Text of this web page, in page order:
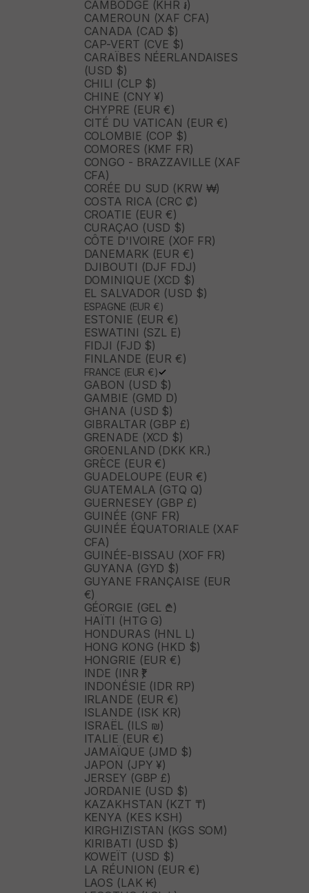
CAMBODGE (KHR ៛)
CAMEROUN (XAF CFA)
CANADA (CAD $)
CAP-VERT (CVE $)
CARAÏBES NÉERLANDAISES
(USD $)
CHILI (CLP $)
CHINE (CNY ¥)
CHYPRE (EUR €)
CITÉ DU VATICAN (EUR €)
COLOMBIE (COP $)
COMORES (KMF FR)
CONGO - BRAZZAVILLE (XAF
CFA)
CORÉE DU SUD (KRW ₩)
COSTA RICA (CRC ₡)
CROATIE (EUR €)
CURAÇAO (USD $)
CÔTE D'IVOIRE (XOF FR)
DANEMARK (EUR €)
DJIBOUTI (DJF FDJ)
DOMINIQUE (XCD $)
EL SALVADOR (USD $)
ESPAGNE (EUR €)
ESTONIE (EUR €)
ESWATINI (SZL E)
FIDJI (FJD $)
FINLANDE (EUR €)
FRANCE (EUR €)
GABON (USD $)
GAMBIE (GMD D)
GHANA (USD $)
GIBRALTAR (GBP £)
GRENADE (XCD $)
GROENLAND (DKK KR.)
GRÈCE (EUR €)
GUADELOUPE (EUR €)
GUATEMALA (GTQ Q)
GUERNESEY (GBP £)
GUINÉE (GNF FR)
GUINÉE ÉQUATORIALE (XAF
CFA)
GUINÉE-BISSAU (XOF FR)
GUYANA (GYD $)
GUYANE FRANÇAISE (EUR
€)
GÉORGIE (GEL ₾)
HAÏTI (HTG G)
HONDURAS (HNL L)
HONG KONG (HKD $)
HONGRIE (EUR €)
INDE (INR ₹)
INDONÉSIE (IDR RP)
IRLANDE (EUR €)
ISLANDE (ISK KR)
ISRAËL (ILS ₪)
ITALIE (EUR €)
JAMAÏQUE (JMD $)
JAPON (JPY ¥)
JERSEY (GBP £)
JORDANIE (USD $)
KAZAKHSTAN (KZT ₸)
KENYA (KES KSH)
KIRGHIZISTAN (KGS SOM)
KIRIBATI (USD $)
KOWEÏT (USD $)
LA RÉUNION (EUR €)
LAOS (LAK ₭)